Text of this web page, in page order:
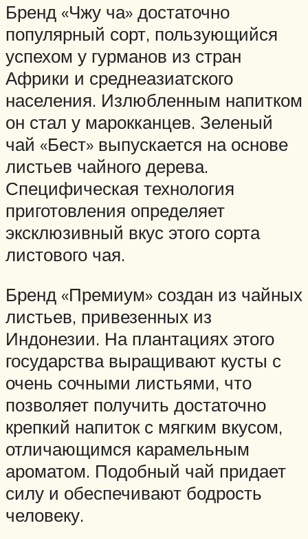
Бренд «Чжу ча» достаточно
популярный сорт, пользующийся
успехом у гурманов из стран
Африки и среднеазиатского
населения. Излюбленным напитком
он стал у марокканцев. Зеленый
чай «Бест» выпускается на основе
листьев чайного дерева.
Специфическая технология
приготовления определяет
эксклюзивный вкус этого сорта
листового чая.
Бренд «Премиум» создан из чайных
листьев, привезенных из
Индонезии. На плантациях этого
государства выращивают кусты с
очень сочными листьями, что
позволяет получить достаточно
крепкий напиток с мягким вкусом,
отличающимся карамельным
ароматом. Подобный чай придает
силу и обеспечивают бодрость
человеку.